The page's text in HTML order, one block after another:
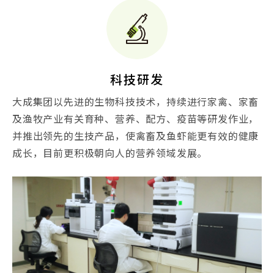
科技研发
大成集团以先进的生物科技技术，持续进行家禽、家畜
及渔牧产业有关育种、营养、配方、疫苗等研发作业，
并推出领先的生技产品，使禽畜及鱼虾能更有效的健康
成长，目前更积极朝向人的营养领域发展。